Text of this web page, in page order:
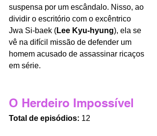
suspensa por um escândalo. Nisso, ao
dividir o escritório com o excêntrico
Jwa Si-baek (Lee Kyu-hyung), ela se
vê na difícil missão de defender um
homem acusado de assassinar ricaços
em série.
O Herdeiro Impossível
Total de episódios: 12